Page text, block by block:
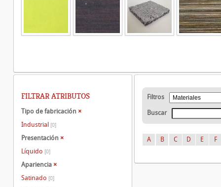
Filtros
Buscar
A B C D E F
FILTRAR ATRIBUTOS
Tipo de fabricación ×
Industrial [0]
Presentación ×
Líquido [0]
Apariencia ×
Satinado [0]